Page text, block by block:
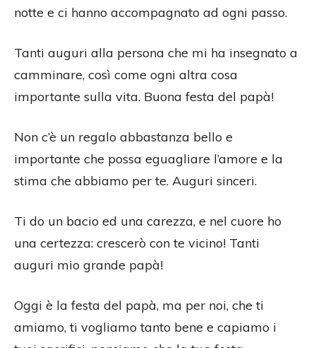
notte e ci hanno accompagnato ad ogni passo.
Tanti auguri alla persona che mi ha insegnato a
camminare, così come ogni altra cosa
importante sulla vita. Buona festa del papà!
Non c’è un regalo abbastanza bello e
importante che possa eguagliare l’amore e la
stima che abbiamo per te. Auguri sinceri.
Ti do un bacio ed una carezza, e nel cuore ho
una certezza: crescerò con te vicino! Tanti
auguri mio grande papà!
Oggi è la festa del papà, ma per noi, che ti
amiamo, ti vogliamo tanto bene e capiamo i